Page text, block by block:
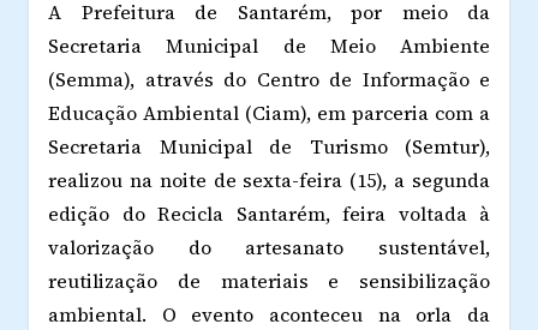
A Prefeitura de Santarém, por meio da
Secretaria Municipal de Meio Ambiente
(Semma), através do Centro de Informação e
Educação Ambiental (Ciam), em parceria com a
Secretaria Municipal de Turismo (Semtur),
realizou na noite de sexta-feira (15), a segunda
edição do Recicla Santarém, feira voltada à
valorização do artesanato sustentável,
reutilização de materiais e sensibilização
ambiental. O evento aconteceu na orla da